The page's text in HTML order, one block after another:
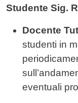
Studente Sig.
Docente
studenti in
eventuali